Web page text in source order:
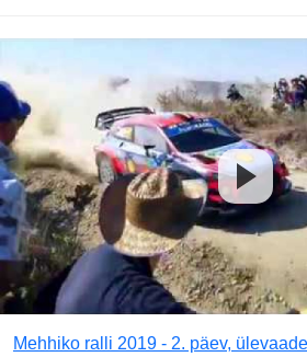
Mehhiko ralli 2019 - 2. päev,